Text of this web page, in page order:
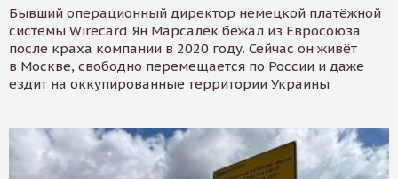
Бывший операционный директор немецкой платёжной
системы Wirecard Ян Марсалек бежал из Евросоюза
после краха компании в 2020 году. Сейчас он живёт
в Москве, свободно перемещается по России и даже
ездит на оккупированные территории Украины